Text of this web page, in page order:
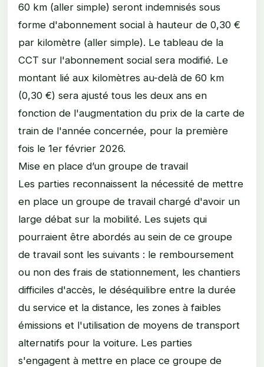
60 km (aller simple) seront indemnisés sous
forme d'abonnement social à hauteur de 0,30 €
par kilomètre (aller simple). Le tableau de la
CCT sur l'abonnement social sera modifié. Le
montant lié aux kilomètres au-delà de 60 km
(0,30 €) sera ajusté tous les deux ans en
fonction de l'augmentation du prix de la carte de
train de l'année concernée, pour la première
fois le 1er février 2026.
Mise en place d’un groupe de travail
Les parties reconnaissent la nécessité de mettre
en place un groupe de travail chargé d'avoir un
large débat sur la mobilité. Les sujets qui
pourraient être abordés au sein de ce groupe
de travail sont les suivants : le remboursement
ou non des frais de stationnement, les chantiers
difficiles d'accès, le déséquilibre entre la durée
du service et la distance, les zones à faibles
émissions et l'utilisation de moyens de transport
alternatifs pour la voiture. Les parties
s'engagent à mettre en place ce groupe de